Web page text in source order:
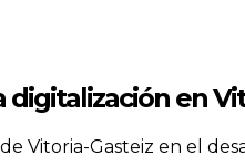
en
Vitoria-Gasteiz en el